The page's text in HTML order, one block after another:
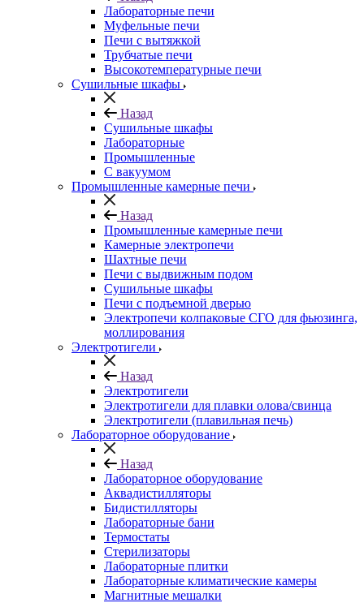
Лабораторные печи
Муфельные печи
Печи с вытяжкой
Трубчатые печи
Высокотемпературные печи
Сушильные шкафы
Назад
Сушильные шкафы
Лабораторные
Промышленные
С вакуумом
Промышленные камерные печи
Назад
Промышленные камерные печи
Камерные электропечи
Шахтные печи
Печи с выдвижным подом
Сушильные шкафы
Печи с подъемной дверью
Электропечи колпаковые СГО для фьюзинга,
моллирования
Электротигели
Назад
Электротигели
Электротигели для плавки олова/свинца
Электротигели (плавильная печь)
Лабораторное оборудование
Назад
Лабораторное оборудование
Аквадистилляторы
Бидистилляторы
Лабораторные бани
Термостаты
Стерилизаторы
Лабораторные плитки
Лабораторные климатические камеры
Магнитные мешалки